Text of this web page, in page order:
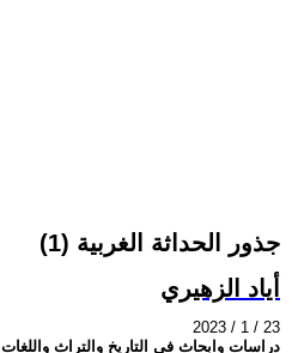
جذور الحداثة الغربية (1)
أياد الزهيري
2023 / 1 / 23
دراسات وابحاث في التاريخ والتراث واللغات